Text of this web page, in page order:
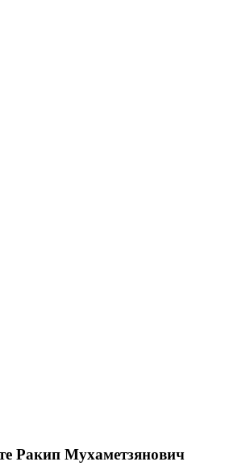
Ракип Мухаметзянович